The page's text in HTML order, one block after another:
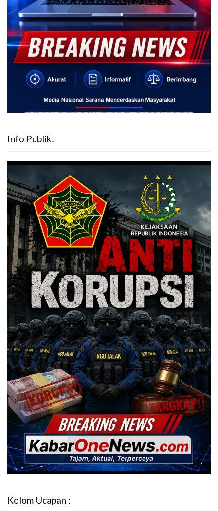
Info Publik:
Kolom Ucapan :